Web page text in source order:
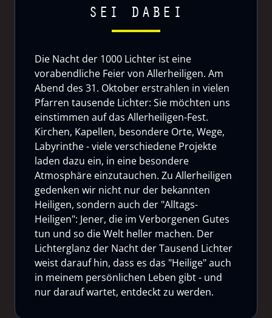
SEI DABEI
Die Nacht der 1000 Lichter ist eine
vorabendliche Feier von Allerheiligen. Am
Abend des 31. Oktober erstrahlen in vielen
Pfarren tausende Lichter: Sie möchten uns
einstimmen auf das Allerheiligen-Fest.
Kirchen, Kapellen, besondere Orte, Wege,
Labyrinthe - viele verschiedene Projekte
laden dazu ein, in eine besondere
Atmosphäre einzutauchen. Zu Allerheiligen
gedenken wir nicht nur der bekannten
Heiligen, sondern auch der "Alltags-
Heiligen": Jener, die im Verborgenen Gutes
tun und so die Welt heller machen. Der
Lichterglanz der Nacht der Tausend Lichter
weist darauf hin, dass es das "Heilige" auch
in meinem persönlichen Leben gibt - und
nur darauf wartet, entdeckt zu werden.